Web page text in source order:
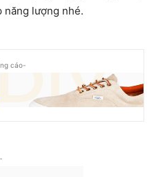
năng lượng nhé.
cáo-